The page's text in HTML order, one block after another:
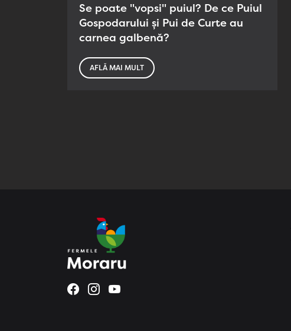
Se poate "vopsi" puiul? De ce Puiul
Gospodarului și Pui de Curte au
carnea galbenă?
AFLĂ MAI MULT